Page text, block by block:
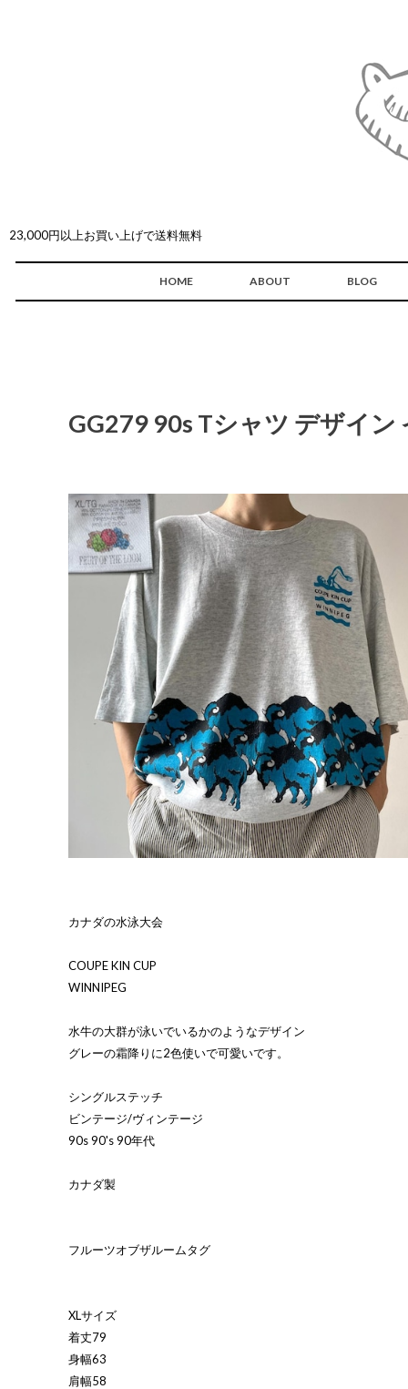
23,000円以上お買い上げで送料無料
HOME ABOUT BLOG
GG279 90s Tシャツ デザイ
カナダの水泳大会
COUPE KIN CUP
WINNIPEG
水牛の大群が泳いでいるかのようなデザイン
グレーの霜降りに2色使いで可愛いです。
シングルステッチ
ビンテージ/ヴィンテージ
90s 90's 90年代
カナダ製
フルーツオブザルームタグ
XLサイズ
着丈79
身幅63
肩幅58